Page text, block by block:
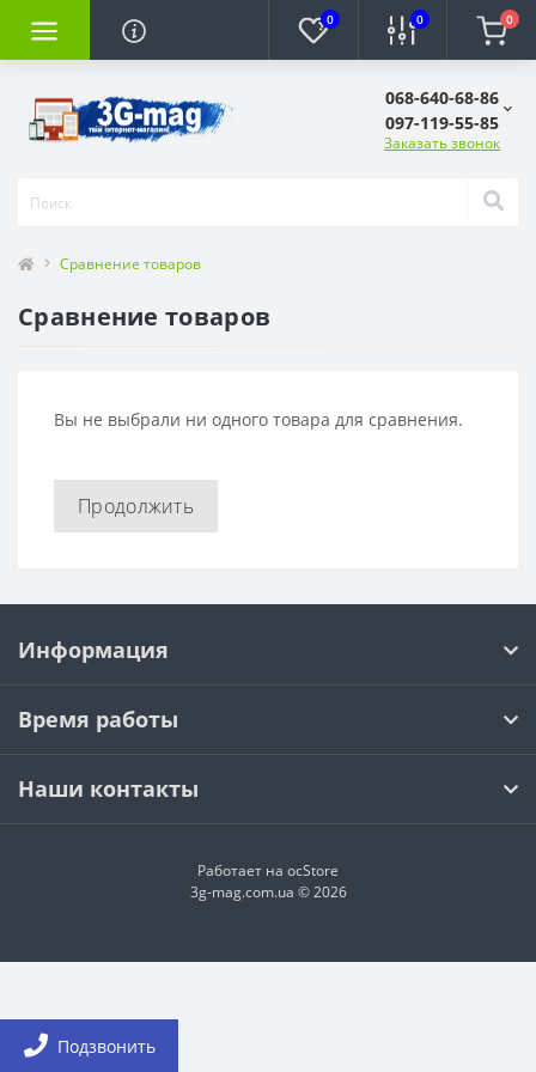
0 0 0
068-640-68-86
097-119-55-85
Заказать звонок
Сравнение товаров
Сравнение товаров
Вы не выбрали ни одного товара для сравнения.
Продолжить
Информация
Время работы
Наши контакты
Работает на ocStore
3g-mag.com.ua © 2026
Подзвонить